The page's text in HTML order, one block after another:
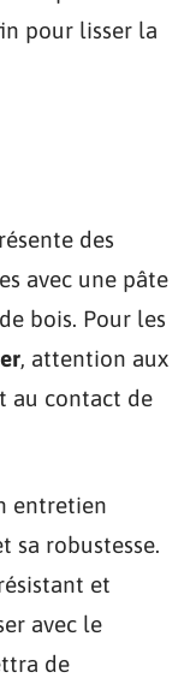
pour lisser la
des
avec une pâte
bois. Pour les
, attention aux
au contact de
entretien
sa robustesse.
et
avec le
de